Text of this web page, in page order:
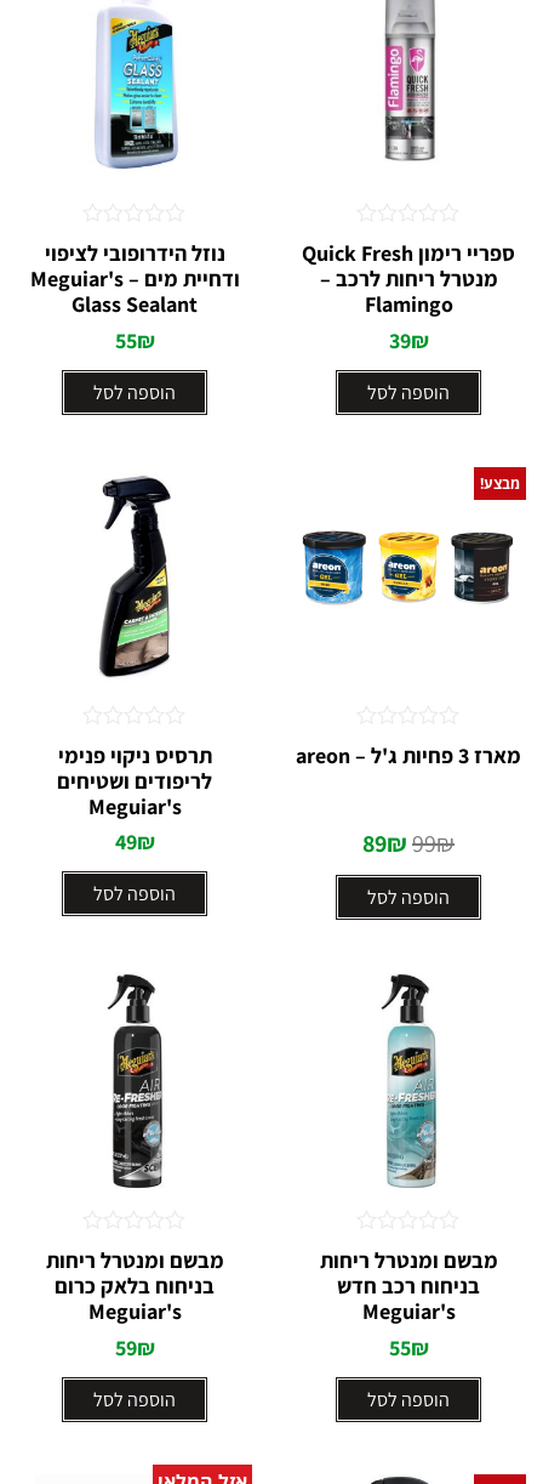
ספריי רימון Quick Fresh
מנטרל ריחות לרכב –
Flamingo
39₪
הוספה לסל
דורג
0
מתוך
נוזל הידרופובי לציפוי
ודחיית מים – Meguiar's
Glass Sealant
55₪
הוספה לסל
0
מתוך
5
מבצע!
מארז 3 פחיות ג'ל – areon
99₪
89₪
הוספה לסל
0
תרסיס ניקוי פנימי
לריפודים ושטיחים
Meguiar's
49₪
הוספה לסל
0
מתוך
מבשם ומנטרל ריחות
בניחוח רכב חדש
Meguiar's
55₪
הוספה לסל
0
מתוך
מבשם ומנטרל ריחות
בניחוח בלאק כרום
Meguiar's
59₪
הוספה לסל
0
מתוך